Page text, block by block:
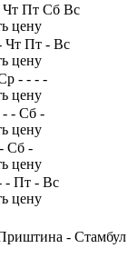
Чт Пт Сб Вс
цену
Чт Пт - Вс
цену
- - - -
цену
- - Сб -
цену
- Сб -
цену
- Пт - Вс
цену
- Стамбул